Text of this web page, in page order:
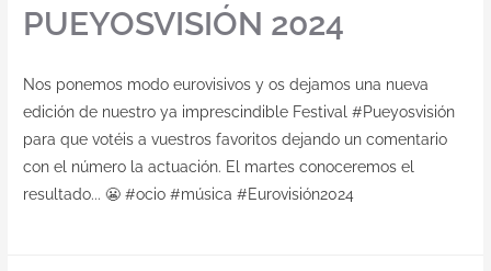
PUEYOSVISIÓN 2024
Nos ponemos modo eurovisivos y os dejamos una nueva
edición de nuestro ya imprescindible Festival #Pueyosvisión
para que votéis a vuestros favoritos dejando un comentario
con el número la actuación. El martes conoceremos el
resultado... 😬 #ocio #música #Eurovisión2024